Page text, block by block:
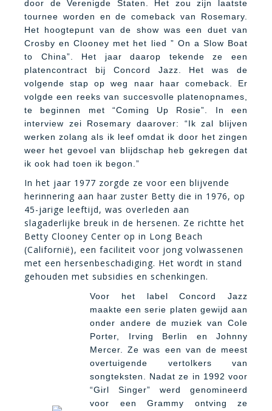
door de Verenigde Staten. Het zou zijn laatste
tournee worden en de comeback van Rosemary.
Het hoogtepunt van de show was een duet van
Crosby en Clooney met het lied ” On a Slow Boat
to China”. Het jaar daarop tekende ze een
platencontract bij Concord Jazz. Het was de
volgende stap op weg naar haar comeback. Er
volgde een reeks van succesvolle platenopnames,
te beginnen met “Coming Up Rosie”. In een
interview zei Rosemary daarover: “Ik zal blijven
werken zolang als ik leef omdat ik door het zingen
weer het gevoel van blijdschap heb gekregen dat
ik ook had toen ik begon.”
In het jaar 1977 zorgde ze voor een blijvende
herinnering aan haar zuster Betty die in 1976, op
45-jarige leeftijd, was overleden aan
slagaderlijke breuk in de hersenen. Ze richtte het
Betty Clooney Center op in Long Beach
(Californië), een faciliteit voor jong volwassenen
met een hersenbeschadiging. Het wordt in stand
gehouden met subsidies en schenkingen.
Voor het label Concord Jazz
maakte een serie platen gewijd aan
onder andere de muziek van Cole
Porter, Irving Berlin en Johnny
Mercer. Ze was een van de meest
overtuigende vertolkers van
songteksten. Nadat ze in 1992 voor
“Girl Singer” werd genomineerd
voor een Grammy ontving ze